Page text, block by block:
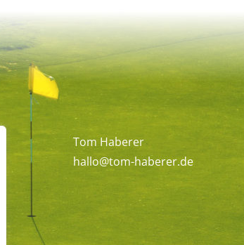
Tom Haberer
hallo@tom-haberer.de